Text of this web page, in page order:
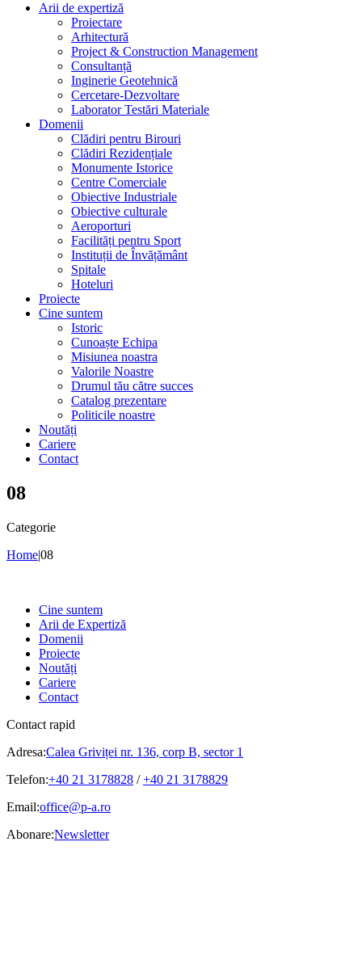
Arii de expertiză
Proiectare
Arhitectură
Project & Construction Management
Consultanță
Inginerie Geotehnică
Cercetare-Dezvoltare
Laborator Testări Materiale
Domenii
Clădiri pentru Birouri
Clădiri Rezidențiale
Monumente Istorice
Centre Comerciale
Obiective Industriale
Obiective culturale
Aeroporturi
Facilități pentru Sport
Instituții de Învățământ
Spitale
Hoteluri
Proiecte
Cine suntem
Istoric
Cunoaște Echipa
Misiunea noastra
Valorile Noastre
Drumul tău către succes
Catalog prezentare
Politicile noastre
Noutăți
Cariere
Contact
08
Categorie
Home|08
Cine suntem
Arii de Expertiză
Domenii
Proiecte
Noutăți
Cariere
Contact
Contact rapid
Adresa:Calea Griviței nr. 136, corp B, sector 1
Telefon:+40 21 3178828 /+40 21 3178829
Email:office@p-a.ro
Abonare:Newsletter